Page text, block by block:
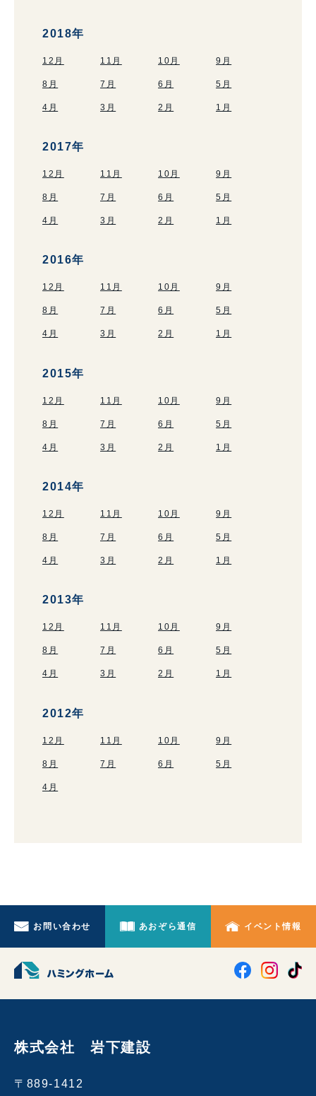
2018年
12月 11月 10月 9月
8月 7月 6月 5月
4月 3月 2月 1月
2017年
12月 11月 10月 9月
8月 7月 6月 5月
4月 3月 2月 1月
2016年
12月 11月 10月 9月
8月 7月 6月 5月
4月 3月 2月 1月
2015年
12月 11月 10月 9月
8月 7月 6月 5月
4月 3月 2月 1月
2014年
12月 11月 10月 9月
8月 7月 6月 5月
4月 3月 2月 1月
2013年
12月 11月 10月 9月
8月 7月 6月 5月
4月 3月 2月 1月
2012年
12月 11月 10月 9月
8月 7月 6月 5月
4月
お問い合わせ あおぞら通信 イベント情報
株式会社 岩下建設
〒889-1412